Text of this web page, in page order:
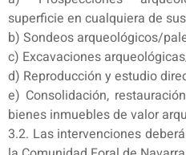
superficie en cualquiera de
b) Sondeos arqueológicos/
c) Excavaciones
d) Reproducción y estudio
e) Consolidación,
bienes inmuebles de valor
3.2. Las intervenciones